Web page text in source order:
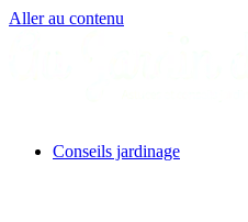
Aller au contenu
Conseils jardinage